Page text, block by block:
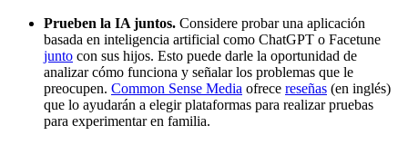
Prueben la IA juntos. Considere probar una aplicación
basada en inteligencia artificial como ChatGPT o Facetune
junto con sus hijos. Esto puede darle la oportunidad de
analizar cómo funciona y señalar los problemas que le
preocupen. Common Sense Media ofrece reseñas (en inglés)
que lo ayudarán a elegir plataformas para realizar pruebas
para experimentar en familia.